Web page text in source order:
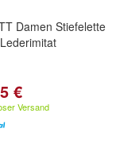
Damen Stiefelette
€
Versand